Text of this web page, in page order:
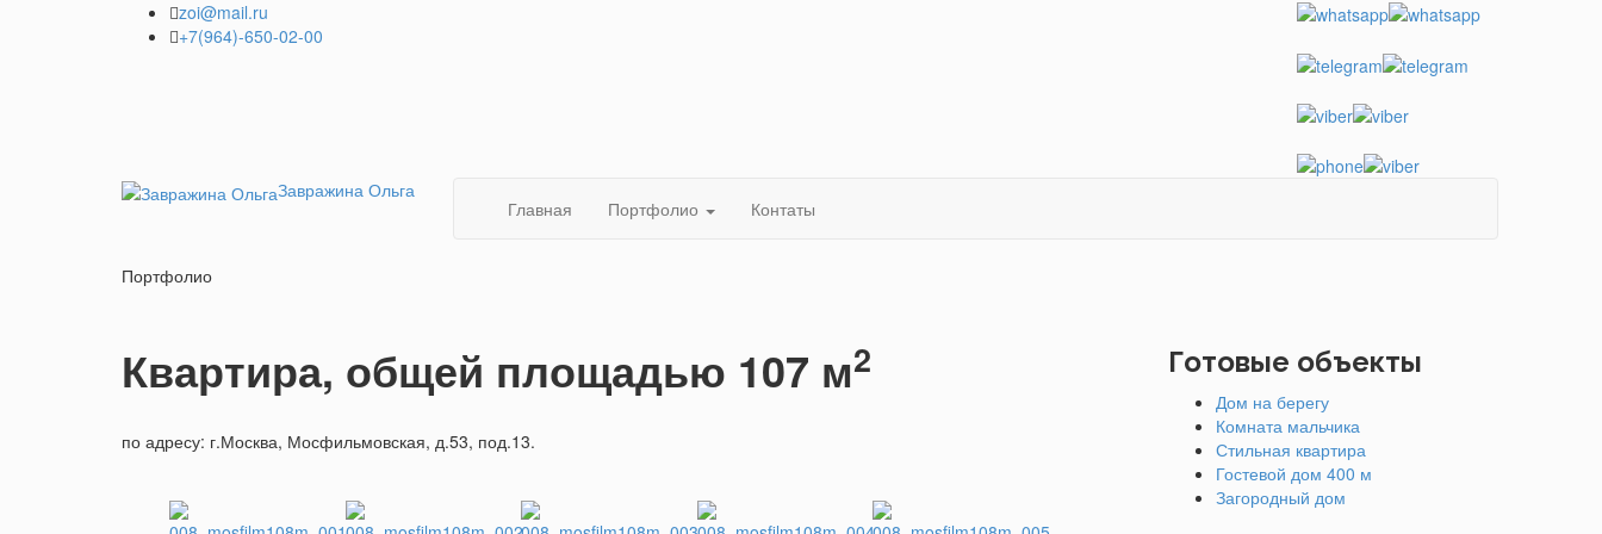
+7(964)-650-02-00
Завражина Ольга
Главная
Портфолио Контаты
Портфолио
Квартира, общей площадью 107 м2
по адресу: г.Москва, Мосфильмовская, д.53, под.13.
Готовые объекты
Дом на берегу
Комната мальчика
Стильная квартира
Гостевой дом 400 м
Загородный дом